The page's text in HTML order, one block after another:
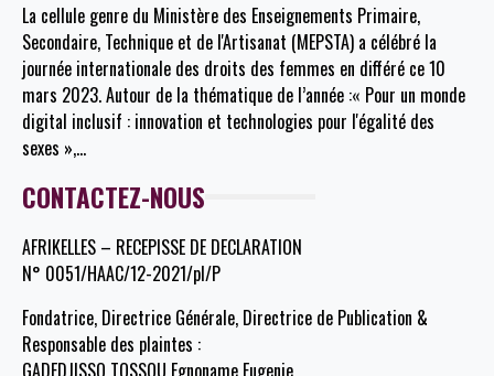
La cellule genre du Ministère des Enseignements Primaire,
Secondaire, Technique et de l'Artisanat (MEPSTA) a célébré la
journée internationale des droits des femmes en différé ce 10
mars 2023. Autour de la thématique de l’année :« Pour un monde
digital inclusif : innovation et technologies pour l'égalité des
sexes »,…
CONTACTEZ-NOUS
AFRIKELLES – RECEPISSE DE DECLARATION
N° 0051/HAAC/12-2021/pl/P
Fondatrice, Directrice Générale, Directrice de Publication &
Responsable des plaintes :
GADEDJISSO TOSSOU Egnoname Eugenie